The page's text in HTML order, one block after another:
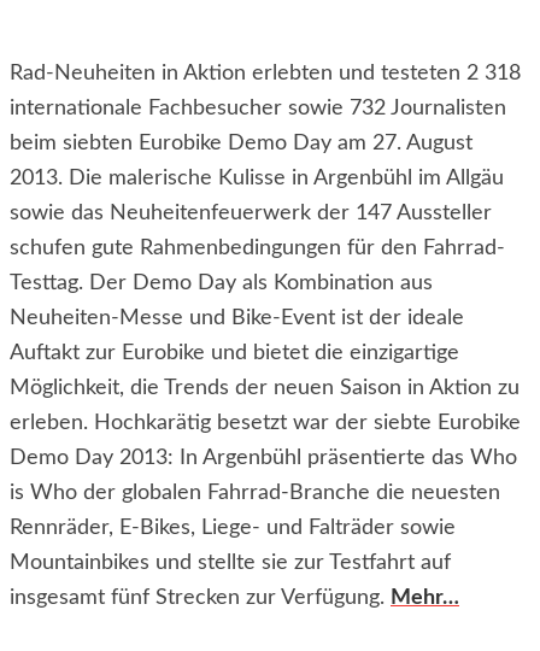
Rad-Neuheiten in Aktion erlebten und testeten 2 318
internationale Fachbesucher sowie 732 Journalisten
beim siebten Eurobike Demo Day am 27. August
2013. Die malerische Kulisse in Argenbühl im Allgäu
sowie das Neuheitenfeuerwerk der 147 Aussteller
schufen gute Rahmenbedingungen für den Fahrrad-
Testtag. Der Demo Day als Kombination aus
Neuheiten-Messe und Bike-Event ist der ideale
Auftakt zur Eurobike und bietet die einzigartige
Möglichkeit, die Trends der neuen Saison in Aktion zu
erleben. Hochkarätig besetzt war der siebte Eurobike
Demo Day 2013: In Argenbühl präsentierte das Who
is Who der globalen Fahrrad-Branche die neuesten
Rennräder, E-Bikes, Liege- und Falträder sowie
Mountainbikes und stellte sie zur Testfahrt auf
insgesamt fünf Strecken zur Verfügung. Mehr…